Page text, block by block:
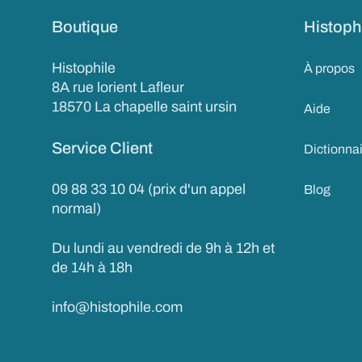
Boutique
Histophile
8A rue lorient Lafleur
18570 La chapelle saint ursin
Service Client
09 88 33 10 04 (prix d'un appel
normal)
Du lundi au vendredi de 9h à 12h et
de 14h à 18h
info@histophile.com
À propos
Aide
Blog